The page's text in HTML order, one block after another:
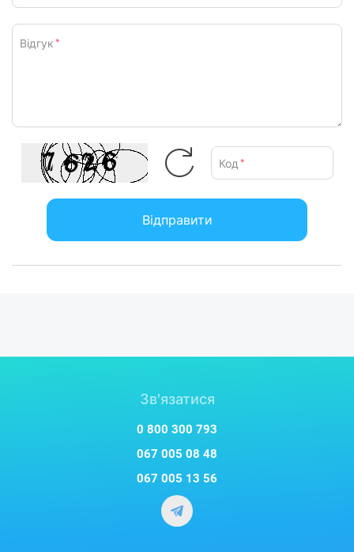
Відгук *
Код *
Відправити
Зв'язатися
0 800 300 793
067 005 08 48
067 005 13 56